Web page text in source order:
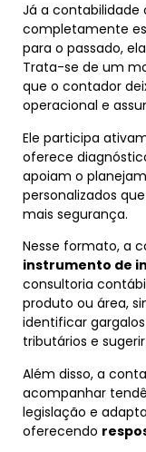
Já a
completamente
para o passado,
Trata-se de um
que o contador
operacional e
Ele participa
oferece
apoiam o
personalizados
mais segurança.
Nesse formato, a
instrumento de
consultoria
produto ou área,
identificar
tributários e
Além disso, a
acompanhar
legislação e
oferecendo